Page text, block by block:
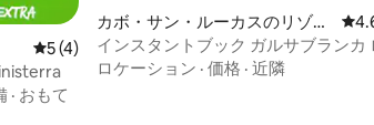
レビュー4件、5つ星中5つ星の平均評価
5 (4)
· おもて
カボ・サン・ルーカスのリゾー
ト
レ
インスタントブック ガルサブランカ
カボス 2ベッドルーム/3バスルーム ス
ロケーション · 価格 · 近隣